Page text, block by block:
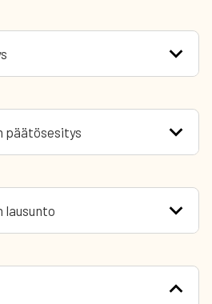
päätösesitys
lausunto